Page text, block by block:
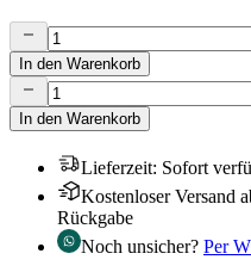
In den Warenkorb
In den Warenkorb
Lieferzeit: Sofort
Kostenloser Versand
Rückgabe
Noch unsicher? Per